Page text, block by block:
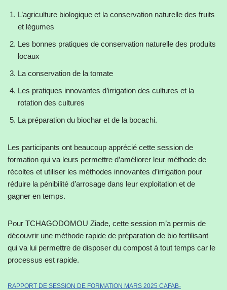
L’agriculture biologique et la conservation naturelle des fruits
et légumes
Les bonnes pratiques de conservation naturelle des produits
locaux
La conservation de la tomate
Les pratiques innovantes d’irrigation des cultures et la
rotation des cultures
La préparation du biochar et de la bocachi.
Les participants ont beaucoup apprécié cette session de
formation qui va leurs permettre d’améliorer leur méthode de
récoltes et utiliser les méthodes innovantes d’irrigation pour
réduire la pénibilité d’arrosage dans leur exploitation et de
gagner en temps.
Pour TCHAGODOMOU Ziade, cette session m’a permis de
découvrir une méthode rapide de préparation de bio fertilisant
qui va lui permettre de disposer du compost à tout temps car le
processus est rapide.
RAPPORT DE SESSION DE FORMATION MARS 2025 CAFAB-